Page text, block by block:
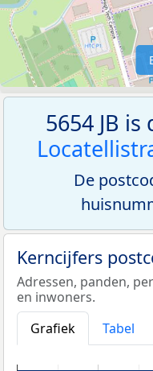
5654 JB
De
Kerncijfers
Adressen, panden,
en inwoners.
Grafiek
Tabel